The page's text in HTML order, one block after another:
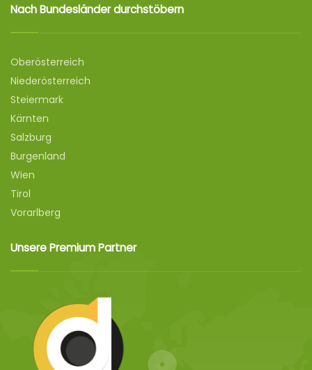
Nach Bundesländer durchstöbern
Oberösterreich
Niederösterreich
Steiermark
Kärnten
Salzburg
Burgenland
Wien
Tirol
Vorarlberg
Unsere Premium Partner